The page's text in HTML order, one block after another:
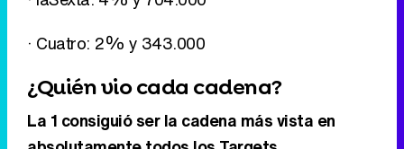
· Cuatro: 2% y 343.000
¿Quién vio cada cadena?
La 1 consiguió ser la cadena más vista en